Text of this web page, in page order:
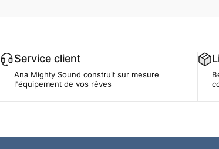
Service client
Ana Mighty Sound construit sur mesure
l'équipement de vos rêves